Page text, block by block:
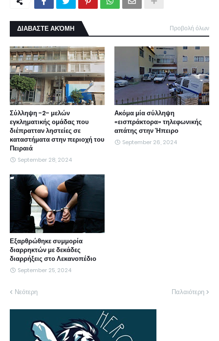
ΔΙΑΒΑΣΤΕ ΑΚΌΜΗ Προβολή όλων
Σύλληψη -2- μελών
εγκληματικής ομάδας που
διέπρατταν ληστείες σε
καταστήματα στην περιοχή του
Πειραιά
September 28, 2024
Ακόμα μία σύλληψη
«εισπράκτορα» τηλεφωνικής
απάτης στην Ήπειρο
September 26, 2024
Εξαρθρώθηκε συμμορία
διαρρηκτών με δεκάδες
διαρρήξεις στο Λεκανοπέδιο
September 25, 2024
Νεότερη Παλαιότερη